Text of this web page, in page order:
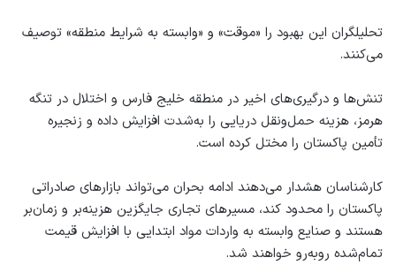
تحلیلگران این بهبود را «موقت» و «وابسته به شرایط منطقه» توصیف
می‌کنند.
تنش‌ها و درگیری‌های اخیر در منطقه خلیج فارس و اختلال در تنگه
هرمز، هزینه حمل‌ونقل دریایی را به‌شدت افزایش داده و زنجیره
تأمین پاکستان را مختل کرده است.
کارشناسان هشدار می‌دهند ادامه بحران می‌تواند بازارهای صادراتی
پاکستان را محدود کند، مسیرهای تجاری جایگزین هزینه‌بر و زمان‌بر
هستند و صنایع وابسته به واردات مواد ابتدایی با افزایش قیمت
تمام‌شده روبه‌رو خواهند شد.